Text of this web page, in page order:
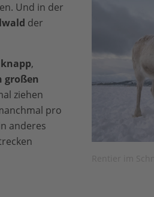
Und in der
der
,
großen
ziehen
pro
anderes